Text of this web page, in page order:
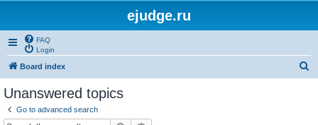
ejudge.ru
FAQ
Login
Board index
Unanswered topics
Go to advanced search